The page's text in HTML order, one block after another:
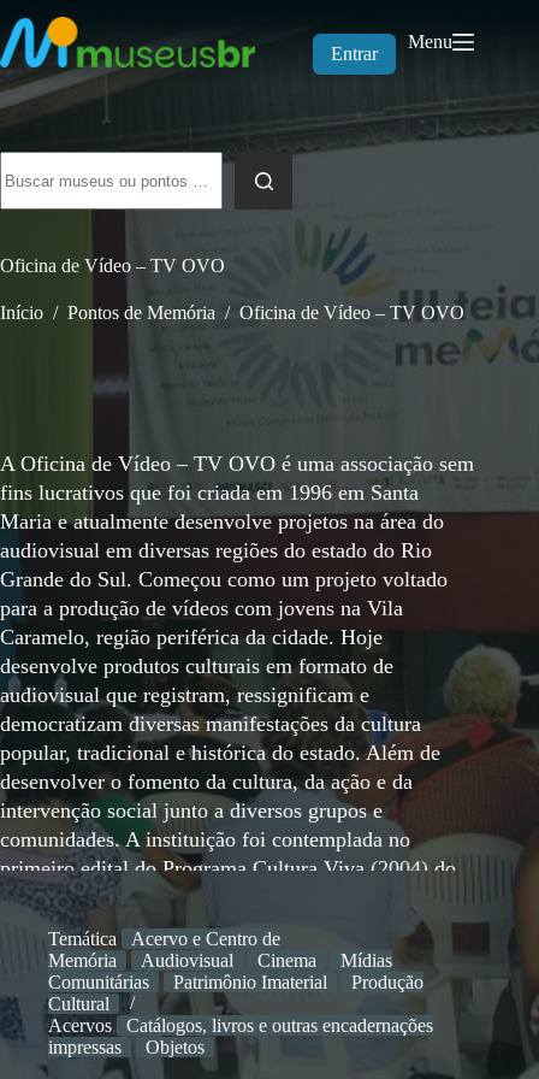
para
o
conteúdo
Entrar
Menu
resultados
Oficina de Vídeo – TV OVO
Início / Pontos de Memória / Oficina de Vídeo – TV OVO
A Oficina de Vídeo – TV OVO é uma associação sem
fins lucrativos que foi criada em 1996 em Santa
Maria e atualmente desenvolve projetos na área do
audiovisual em diversas regiões do estado do Rio
Grande do Sul. Começou como um projeto voltado
para a produção de vídeos com jovens na Vila
Caramelo, região periférica da cidade. Hoje
desenvolve produtos culturais em formato de
audiovisual que registram, ressignificam e
democratizam diversas manifestações da cultura
popular, tradicional e histórica do estado. Além de
desenvolver o fomento da cultura, da ação e da
intervenção social junto a diversos grupos e
comunidades. A instituição foi contemplada no
primeiro edital do Programa Cultura Viva (2004) do
Ministério da Cultura com o projeto Espelho da
Comunidade e desde lá atua como Ponto de Cultura.
Entre as ações da primeira fase do Ponto de Cultura
(2004-2008), destacaram-se: realização da oficina de
formação Agente Cultura Viva e Produção
Audiovisual e os Núcleos de Vídeo Comunitário nos
bairros Fernando Ferrari, Nonoai, Nova Santa Marta
Temática
Acervo e Centro de
Memória
Audiovisual Cinema
Mídias
Comunitárias
Patrimônio Imaterial
Produção
Cultural
Acervos
Catálogos, livros e outras encadernações
impressas
Objetos